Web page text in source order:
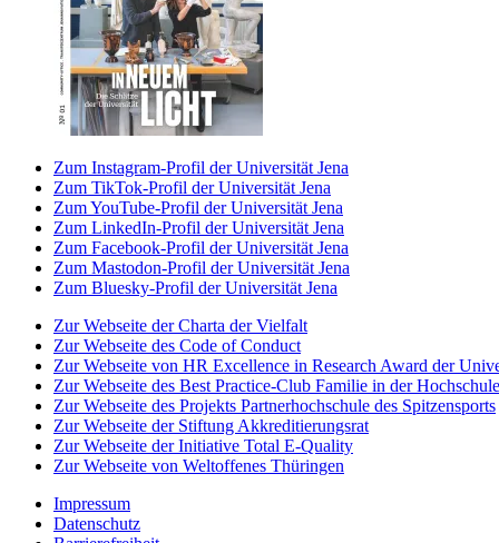
Zum Instagram-Profil der Universität Jena
Zum TikTok-Profil der Universität Jena
Zum YouTube-Profil der Universität Jena
Zum LinkedIn-Profil der Universität Jena
Zum Facebook-Profil der Universität Jena
Zum Mastodon-Profil der Universität Jena
Zum Bluesky-Profil der Universität Jena
Zur Webseite der Charta der Vielfalt
Zur Webseite des Code of Conduct
Zur Webseite von HR Excellence in Research Award der
Zur Webseite des Best Practice-Club Familie in der Hochschule
Zur Webseite des Projekts Partnerhochschule des Spitzensports
Zur Webseite der Stiftung Akkreditierungsrat
Zur Webseite der Initiative Total E-Quality
Zur Webseite von Weltoffenes Thüringen
Impressum
Datenschutz